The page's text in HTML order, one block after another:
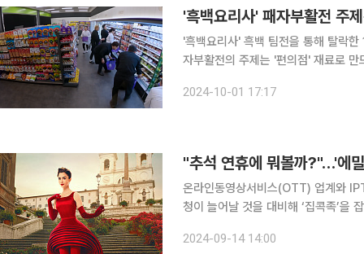
'흑백요리사' 패자부활전 주
'흑백요리사' 흑백 팀전을 통해 탈락
자부활전의 주제는 '편의점' 재료로 만드는 요
5명의 셰프가 편의점 재료로 요리 대
2024-10-01 17:17
"추석 연휴에 뭐볼까?"…'에
온라인동영상서비스(OTT) 업계와
청이 늘어날 것을 대비해 ‘집콕족’을 잡기에 나선다. 14일 관련업계에
를 사로잡은 인기 시리즈 ‘에밀리, 파
2024-09-14 14:00